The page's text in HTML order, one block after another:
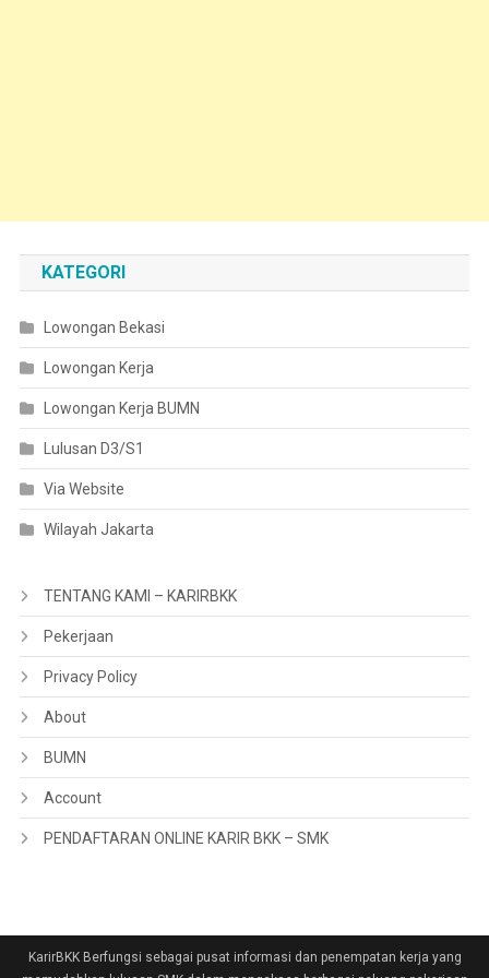
KATEGORI
Lowongan Bekasi
Lowongan Kerja
Lowongan Kerja BUMN
Lulusan D3/S1
Via Website
Wilayah Jakarta
TENTANG KAMI – KARIRBKK
Pekerjaan
Privacy Policy
About
BUMN
Account
PENDAFTARAN ONLINE KARIR BKK – SMK
KarirBKK Berfungsi sebagai pusat informasi dan penempatan kerja yang